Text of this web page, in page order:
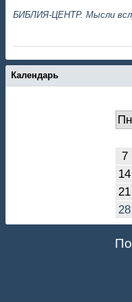
БИБЛИЯ-ЦЕНТР. Мысли
Календарь
Пн
7
14
21
28